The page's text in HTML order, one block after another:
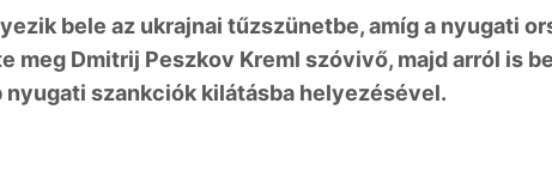
bele az ukrajnai tűzszünetbe, amíg a nyugati
meg Dmitrij Peszkov Kreml szóvivő, majd arról is
szankciók kilátásba helyezésével.